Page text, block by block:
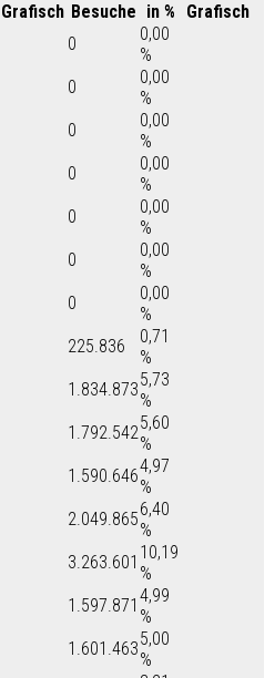
Grafisch Besuche in %
Grafisch
0
0,00
%
0
0,00
%
0
0,00
%
0
0,00
%
0
0,00
%
0
0,00
%
0
0,00
%
225.836
0,71
%
1.834.8735,73
%
1.792.5425,60
%
1.590.6464,97
%
2.049.8656,40
%
3.263.601 10,19
%
1.597.871 4,99
%
1.601.4635,00
%